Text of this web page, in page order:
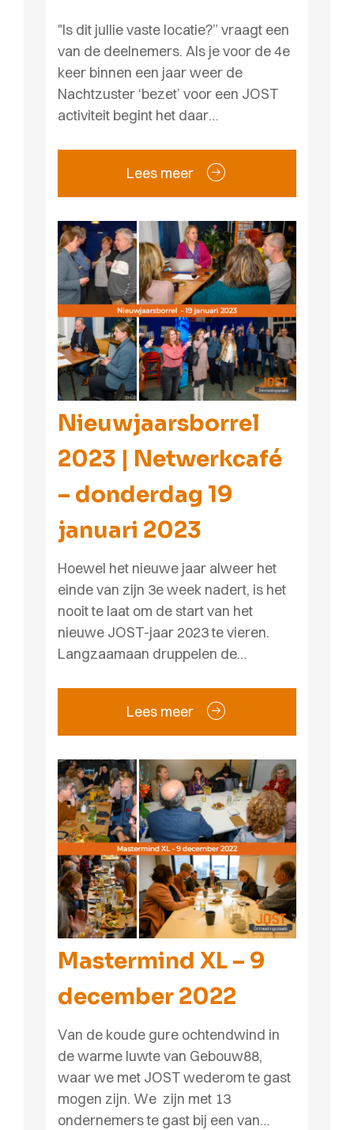
"Is dit jullie vaste locatie?” vraagt een
van de deelnemers. Als je voor de 4e
keer binnen een jaar weer de
Nachtzuster ‘bezet’ voor een JOST
activiteit begint het daar…
Lees meer
Nieuwjaarsborrel
2023 | Netwerkcafé
– donderdag 19
januari 2023
Hoewel het nieuwe jaar alweer het
einde van zijn 3e week nadert, is het
nooit te laat om de start van het
nieuwe JOST-jaar 2023 te vieren.
Langzaamaan druppelen de…
Lees meer
Mastermind XL – 9
december 2022
Van de koude gure ochtendwind in
de warme luwte van Gebouw88,
waar we met JOST wederom te gast
mogen zijn. We zijn met 13
ondernemers te gast bij een van…